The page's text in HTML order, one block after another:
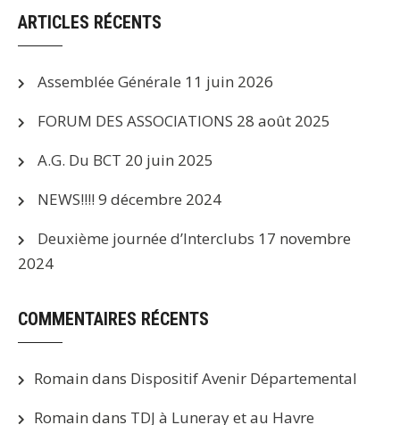
ARTICLES RÉCENTS
Assemblée Générale 11 juin 2026
FORUM DES ASSOCIATIONS 28 août 2025
A.G. Du BCT 20 juin 2025
NEWS!!!! 9 décembre 2024
Deuxième journée d’Interclubs 17 novembre
2024
COMMENTAIRES RÉCENTS
Romain dans Dispositif Avenir Départemental
Romain dans TDJ à Luneray et au Havre